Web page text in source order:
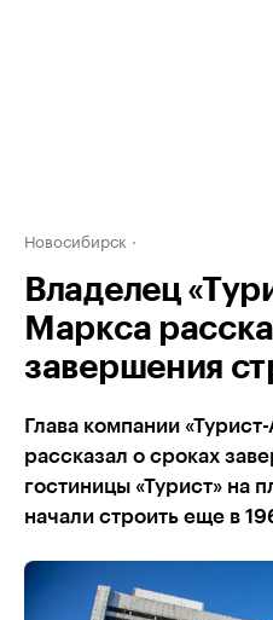
Новосибирск
Владелец
Маркса
завершения
Глава компании
рассказал о сроках
гостиницы «Турист» на
начали строить еще в